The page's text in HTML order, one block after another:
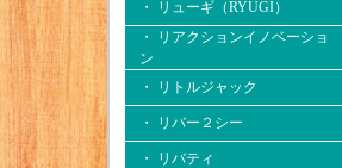
・ リューギ（RYUGI）
・ リアクションイノベーショ
ン
・ リトルジャック
・ リバー２シー
・ リバティ